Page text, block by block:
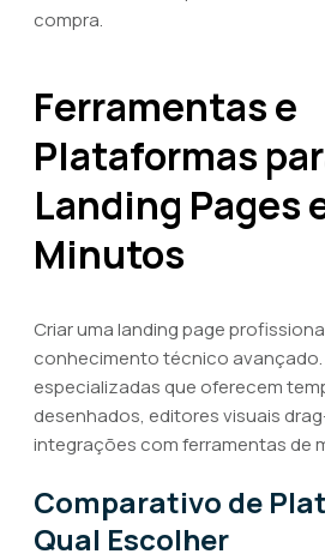
compra.
Ferramentas e
Plataformas
Landing Pages
Minutos
Criar uma landing page
conhecimento técnico
especializadas que oferecem
desenhados, editores visuais
integrações com ferramentas de
Comparativo de
Qual Escolher